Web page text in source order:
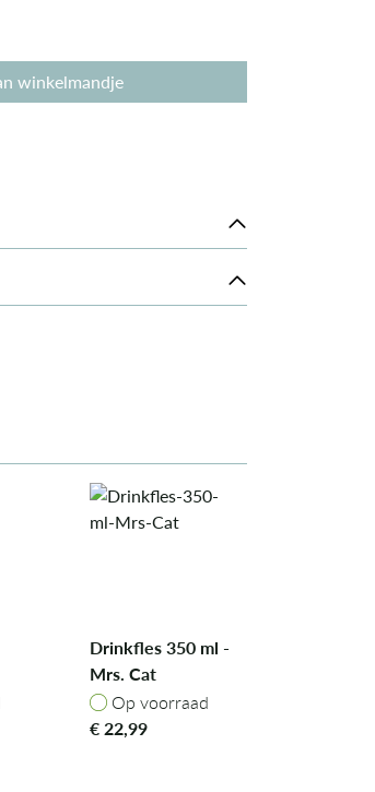
inclusief dop.
winkelmandje
Drinkfles 350 ml -
Mrs. Cat
Op voorraad
Op voorraad
€22,99